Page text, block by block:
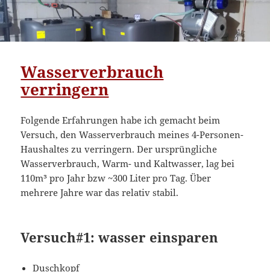
Wasserverbrauch
verringern
Folgende Erfahrungen habe ich gemacht beim
Versuch, den Wasserverbrauch meines 4-Personen-
Haushaltes zu verringern. Der ursprüngliche
Wasserverbrauch, Warm- und Kaltwasser, lag bei
110m³ pro Jahr bzw ~300 Liter pro Tag. Über
mehrere Jahre war das relativ stabil.
Versuch#1: wasser einsparen
Duschkopf